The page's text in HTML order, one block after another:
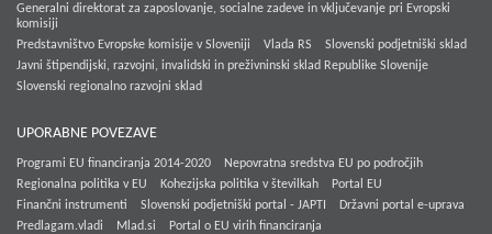
Generalni direktorat za zaposlovanje, socialne zadeve in vključevanje pri Evropski
komisiji
Predstavništvo Evropske komisije v Sloveniji
Vlada RS
Slovenski podjetniški sklad
Javni štipendijski, razvojni, invalidski in preživninski sklad Republike Slovenije
Slovenski regionalno razvojni sklad
UPORABNE POVEZAVE
Programi EU financiranja 2014-2020
Nepovratna sredstva EU po področjih
Regionalna politika v EU
Kohezijska politika v številkah
Portal EU
Finančni instrumenti
Slovenski podjetniški portal - JAPTI
Državni portal e-uprava
Predlagam.vladi
Mlad.si
Portal o EU virih financiranja